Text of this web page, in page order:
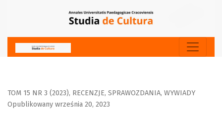
TOM 15 NR 3 (2023), RECENZJE, SPRAWOZDANIA, WYWIADY
Opublikowany września 20, 2023